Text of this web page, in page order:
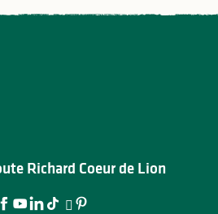
Richard Coeur de Lion